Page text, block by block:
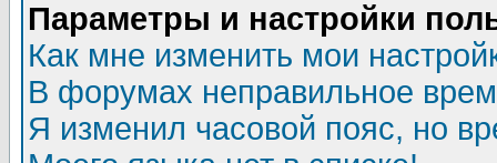
Параметры и настройки
Как мне изменить мои
В форумах неправильное
Я изменил часовой пояс, но